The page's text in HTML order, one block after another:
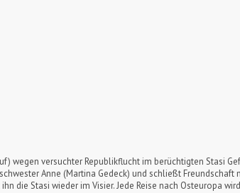
wegen versuchter Republikflucht im berüchtigten Stasi
Anne (Martina Gedeck) und schließt
die Stasi wieder im Visier. Jede Reise nach Osteuropa